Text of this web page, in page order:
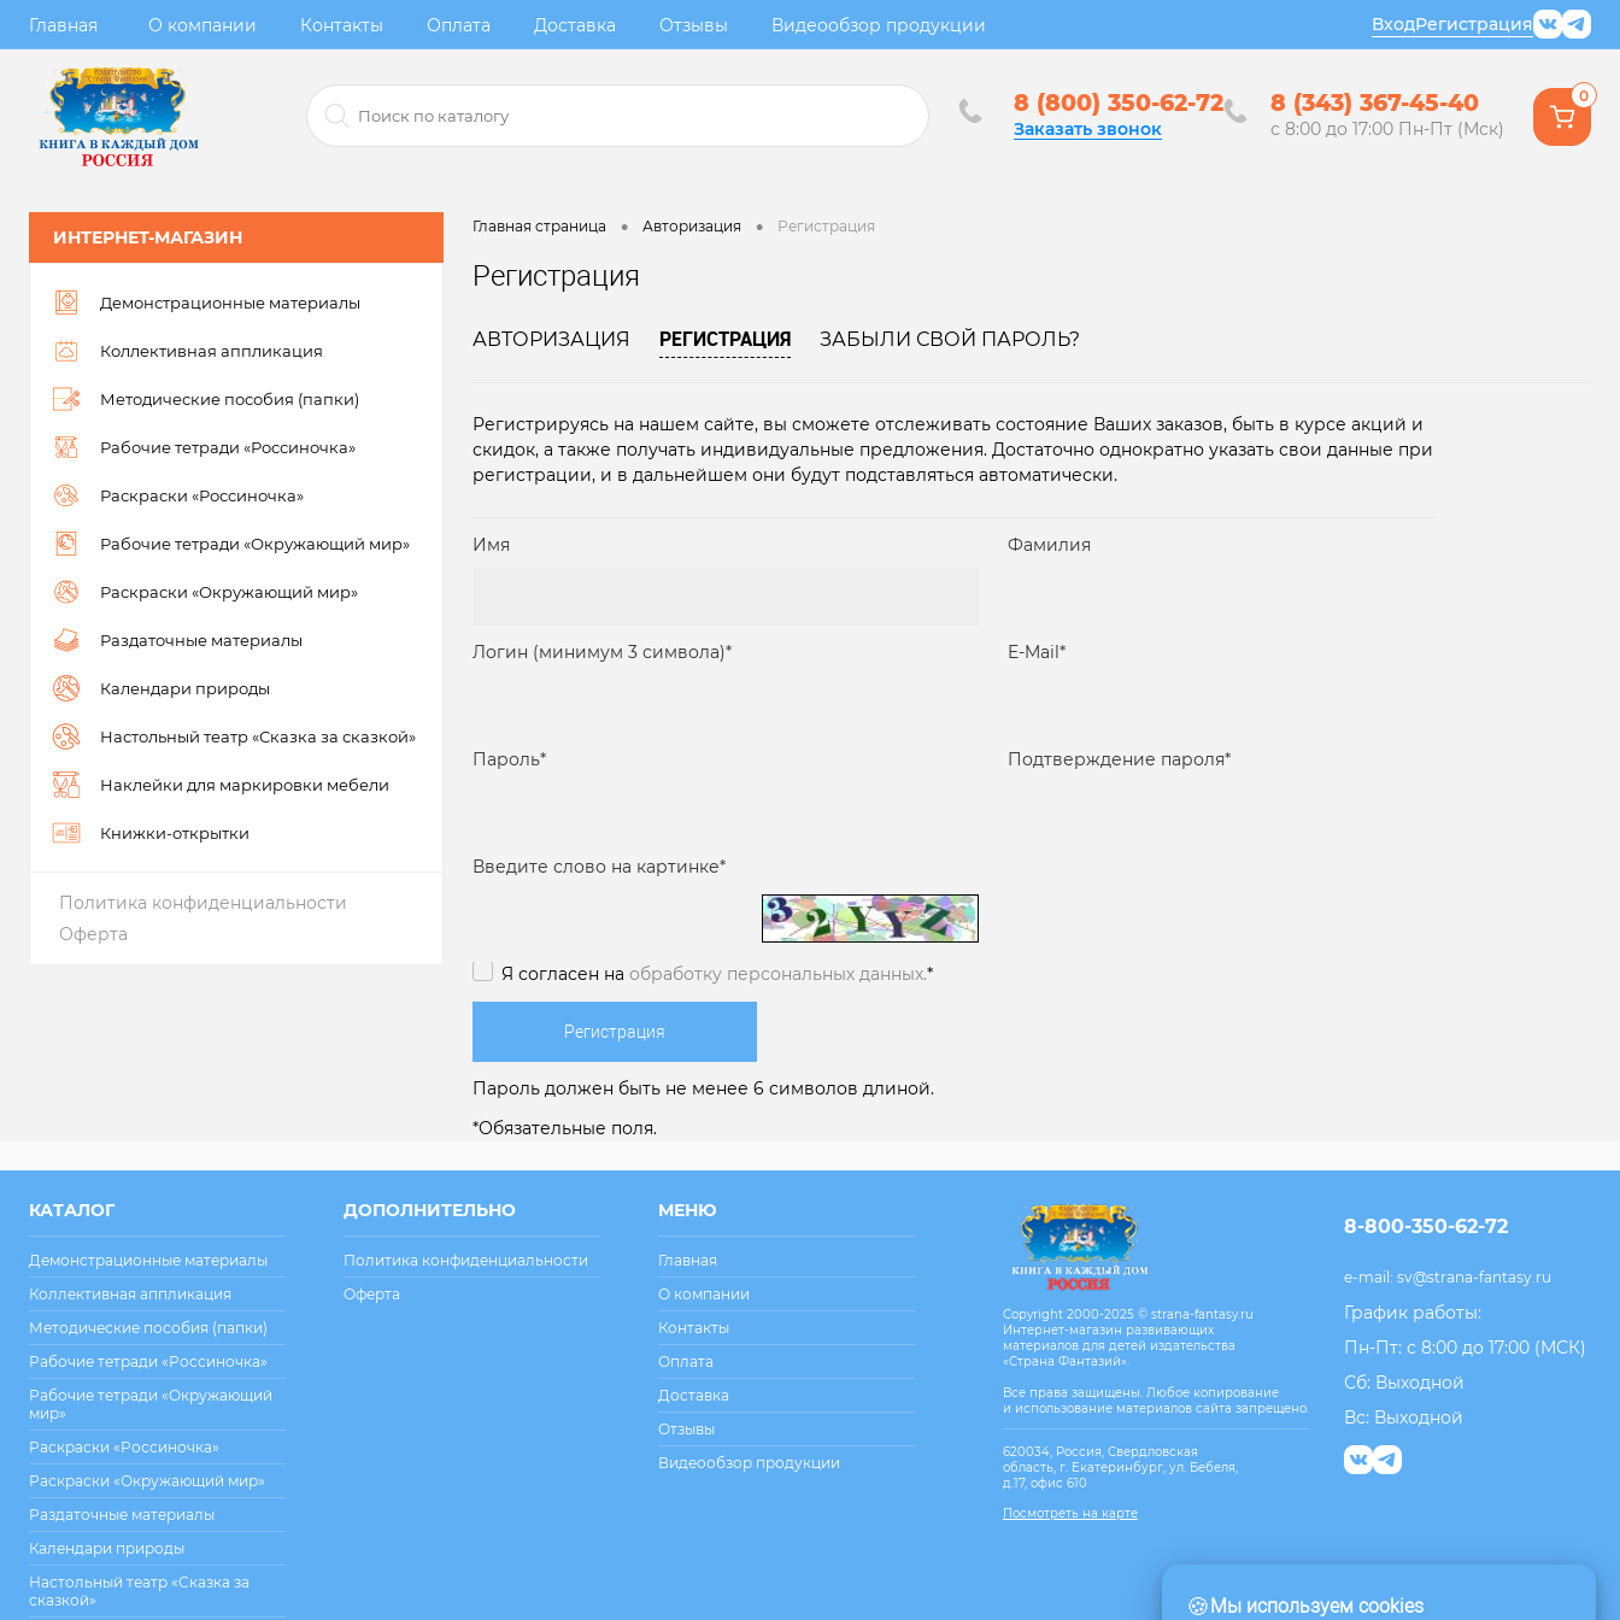
Главная О компании Контакты Оплата Доставка Отзывы Видеообзор продукции ВходРегистрация
8 (800) 350-62-72
Заказать звонок
8 (343) 367-45-40
с 8:00 до 17:00 Пн-Пт (Мск)
0
ИНТЕРНЕТ-МАГАЗИН
Демонстрационные материалы
Коллективная аппликация
Методические пособия (папки)
Рабочие тетради «Россиночка»
Раскраски «Россиночка»
Рабочие тетради «Окружающий мир»
Раскраски «Окружающий мир»
Раздаточные материалы
Календари природы
Настольный театр «Сказка за сказкой»
Наклейки для маркировки мебели
Книжки-открытки
Политика конфиденциальности
Оферта
Главная страница • Авторизация • Регистрация
Регистрация
АВТОРИЗАЦИЯ РЕГИСТРАЦИЯ ЗАБЫЛИ СВОЙ ПАРОЛЬ?
Регистрируясь на нашем сайте, вы сможете отслеживать состояние Ваших заказов, быть в курсе акций и
скидок, а также получать индивидуальные предложения. Достаточно однократно указать свои данные при
регистрации, и в дальнейшем они будут подставляться автоматически.
Имя Фамилия
Логин (минимум 3 символа)* E-Mail*
Пароль* Подтверждение пароля*
Введите слово на картинке*
Я согласен на обработку персональных данных.*
Пароль должен быть не менее 6 символов длиной.
*Обязательные поля.
КАТАЛОГ
Демонстрационные материалы
Коллективная аппликация
Методические пособия (папки)
Рабочие тетради «Россиночка»
Рабочие тетради «Окружающий
мир»
Раскраски «Россиночка»
Раскраски «Окружающий мир»
Раздаточные материалы
Календари природы
Настольный театр «Сказка за
сказкой»
ДОПОЛНИТЕЛЬНО
Политика конфиденциальности
Оферта
МЕНЮ
Главная
О компании
Контакты
Оплата
Доставка
Отзывы
Видеообзор продукции
Copyright 2000-2025 © strana-fantasy.ru
Интернет-магазин развивающих
материалов для детей издательства
«Страна Фантазий».
Все права защищены. Любое копирование
и использование материалов сайта запрещено.
620034, Россия, Свердловская
область, г. Екатеринбург, ул. Бебеля,
д.17, офис 610
Посмотреть на карте
🍪Мы используем cookies
8-800-350-62-72
e-mail: sv@strana-fantasy.ru
График работы:
Пн-Пт: с 8:00 до 17:00 (МСК)
Сб: Выходной
Вс: Выходной